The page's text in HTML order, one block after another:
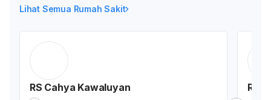
Lihat Semua Rumah Sakit
RS Cahya Kawaluyan